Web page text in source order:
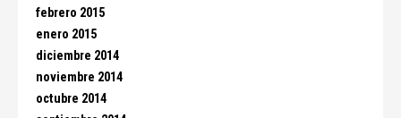
febrero 2015
enero 2015
diciembre 2014
noviembre 2014
octubre 2014